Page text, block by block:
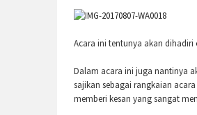
Acara ini tentunya akan dihadiri
Dalam acara ini juga nantinya
sajikan sebagai rangkaian
memberi kesan yang sangat